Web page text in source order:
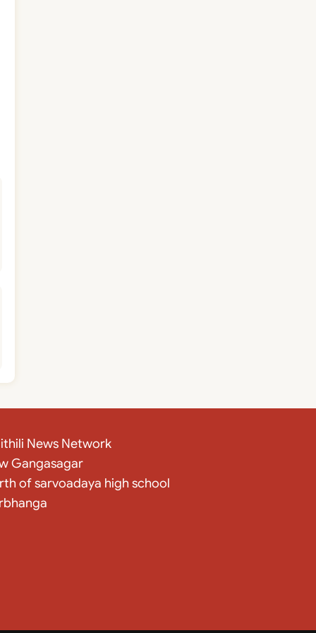
News Network
Gangasagar
of sarvoadaya high school